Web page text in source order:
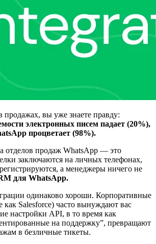
продажах, вы уже знаете правду:
электронных писем падает (20%),
процветает (98%).
отделов продаж WhatsApp — это
заключаются на личных телефонах,
а менеджеры ничего не
для WhatsApp.
одинаково хороши. Корпоративные
как Salesforce) часто вынуждают вас
настройки API, в то время как
на поддержку”, превращают
в безличные тикеты.